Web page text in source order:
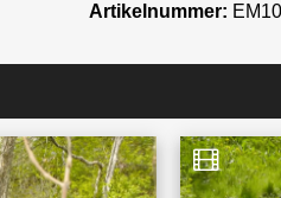
Artikelnummer: